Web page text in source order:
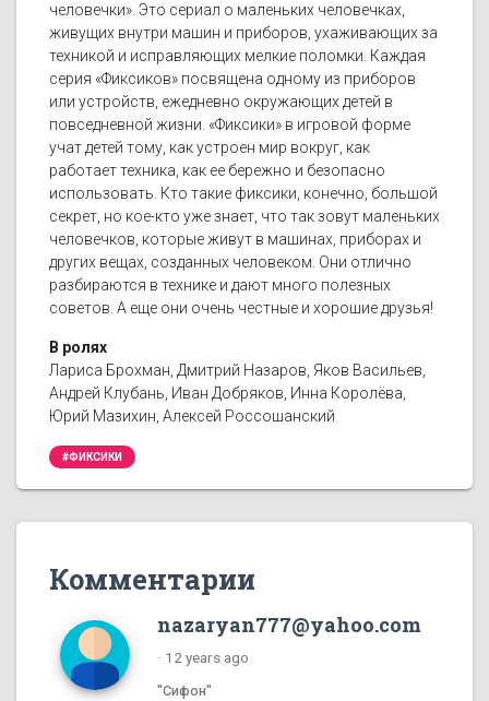
человечки». Это сериал о маленьких человечках,
живущих внутри машин и приборов, ухаживающих за
техникой и исправляющих мелкие поломки. Каждая
серия «Фиксиков» посвящена одному из приборов
или устройств, ежедневно окружающих детей в
повседневной жизни. «Фиксики» в игровой форме
учат детей тому, как устроен мир вокруг, как
работает техника, как ее бережно и безопасно
использовать. Кто такие фиксики, конечно, большой
секрет, но кое-кто уже знает, что так зовут маленьких
человечков, которые живут в машинах, приборах и
других вещах, созданных человеком. Они отлично
разбираются в технике и дают много полезных
советов. А еще они очень честные и хорошие друзья!
В ролях
Лариса Брохман, Дмитрий Назаров, Яков Васильев,
Андрей Клубань, Иван Добряков, Инна Королёва,
Юрий Мазихин, Алексей Россошанский
#ФИКСИКИ
Комментарии
nazaryan777@yahoo.com
· 12 years ago
"Сифон"